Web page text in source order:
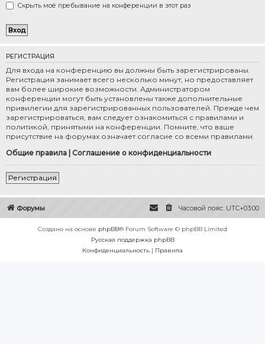
Скрыть моё пребывание на конференции в этот раз
РЕГИСТРАЦИЯ
Для входа на конференцию вы должны быть зарегистрированы.
Регистрация занимает всего несколько минут, но предоставляет
вам более широкие возможности. Администратором
конференции могут быть установлены также дополнительные
привилегии для зарегистрированных пользователей. Прежде чем
зарегистрироваться, вам следует ознакомиться с правилами и
политикой, принятыми на конференции. Помните, что ваше
присутствие на форумах означает согласие со всеми правилами.
Общие правила Соглашение о конфиденциальности
Регистрация
Форумы Часовой пояс: UTC+03:00
Создано на основе phpBB® Forum Software © phpBB Limited
Русская поддержка phpBB
Конфиденциальность | Правила